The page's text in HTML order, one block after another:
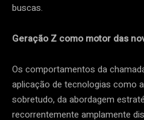
buscas.
Geração Z como motor das
Os comportamentos da
aplicação de tecnologias como
sobretudo, da abordagem
recorrentemente amplamente